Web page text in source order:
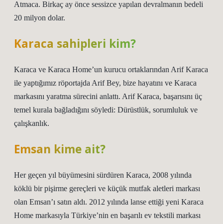
Atmaca. Birkaç ay önce sessizce yapılan devralmanın bedeli
20 milyon dolar.
Karaca sahipleri kim?
Karaca ve Karaca Home’un kurucu ortaklarından Arif Karaca
ile yaptığımız röportajda Arif Bey, bize hayatını ve Karaca
markasını yaratma sürecini anlattı. Arif Karaca, başarısını üç
temel kurala bağladığını söyledi: Dürüstlük, sorumluluk ve
çalışkanlık.
Emsan kime ait?
Her geçen yıl büyümesini sürdüren Karaca, 2008 yılında
köklü bir pişirme gereçleri ve küçük mutfak aletleri markası
olan Emsan’ı satın aldı. 2012 yılında lanse ettiği yeni Karaca
Home markasıyla Türkiye’nin en başarılı ev tekstili markası